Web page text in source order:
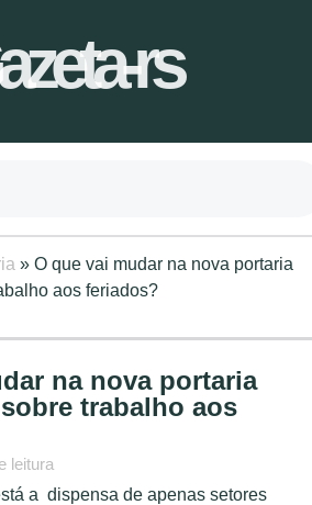
rs
» O que vai mudar na nova portaria
aos feriados?
na nova portaria
trabalho aos
leitura
a dispensa de apenas setores